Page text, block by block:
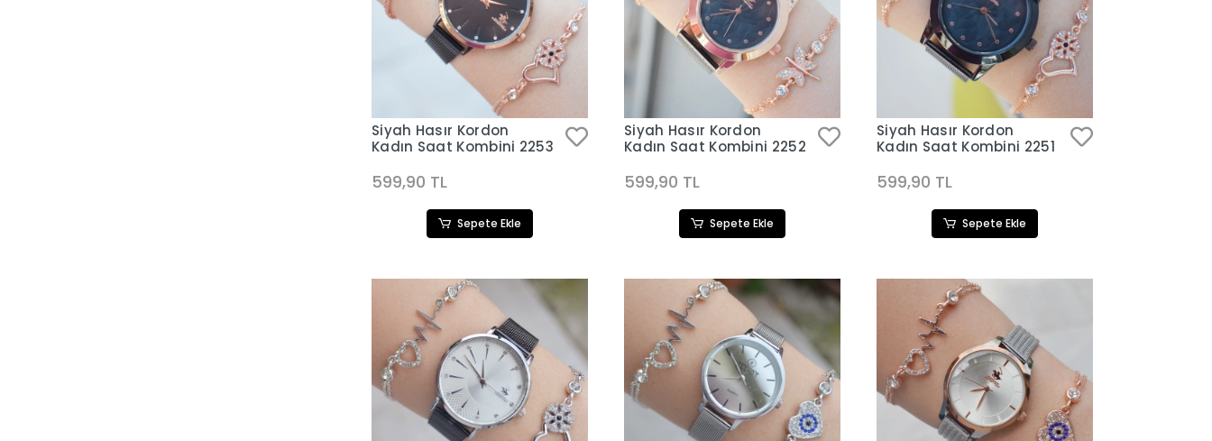
Siyah Hasır Kordon
Kadın Saat Kombini 2253
599,90 TL
Sepete Ekle
Siyah Hasır Kordon
Kadın Saat Kombini 2252
599,90 TL
Sepete Ekle
Siyah Hasır Kordon
Kadın Saat Kombini 2251
599,90 TL
Sepete Ekle